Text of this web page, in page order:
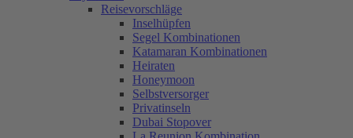
Reisevorschläge
Inselhüpfen
Segel Kombinationen
Katamaran Kombinationen
Heiraten
Honeymoon
Selbstversorger
Privatinseln
Dubai Stopover